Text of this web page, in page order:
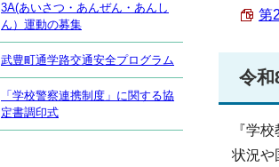
第
令
『学
状況や
3A(あいさつ・あんぜん・あんし
ん）運動の募集
武豊町通学路交通安全プログラム
「学校警察連携制度」に関する協
定書調印式